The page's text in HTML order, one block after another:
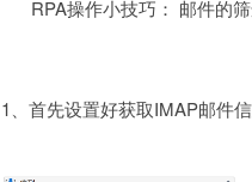
RPA操作小技巧： 邮件的
1、首先设置好获取IMAP邮件